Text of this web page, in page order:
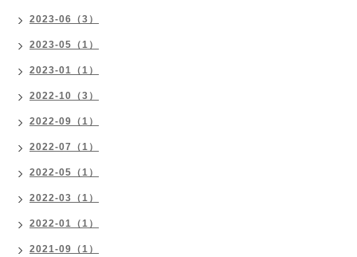
2023-06（3）
2023-05（1）
2023-01（1）
2022-10（3）
2022-09（1）
2022-07（1）
2022-05（1）
2022-03（1）
2022-01（1）
2021-09（1）